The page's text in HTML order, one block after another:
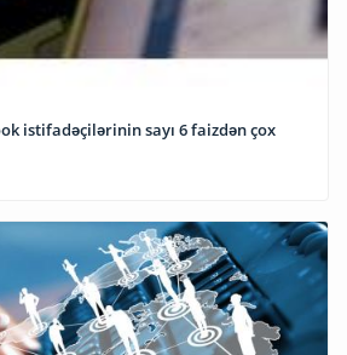
istifadəçilərinin sayı 6 faizdən çox